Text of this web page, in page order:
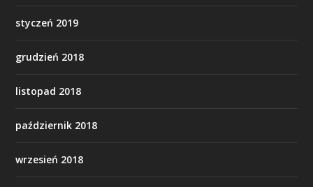
styczeń 2019
grudzień 2018
listopad 2018
październik 2018
wrzesień 2018